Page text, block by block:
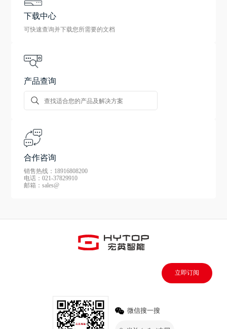
下载中心
可快速查询并下载您所需要的文档
产品查询
合作咨询
销售热线：18916808200
电话：021-37829910
邮箱：sales@
立即订阅
微信搜一搜